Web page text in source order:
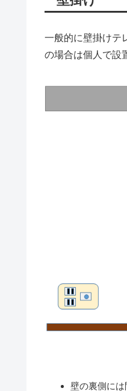
一般的に壁掛けテ
の場合は個人で設
壁の裏側に